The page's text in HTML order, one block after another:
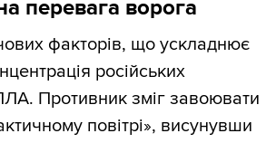
перевага ворога
факторів, що ускладнює
російських
Противник зміг завоювати
повітрі», висунувши